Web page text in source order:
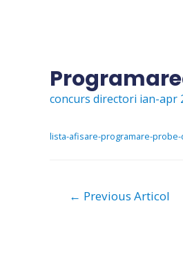
concurs directori ian-apr
lista-afisare-programare-
Navigare
← Previous Articol